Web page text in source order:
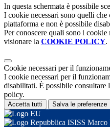
In questa schermata è possibile
I cookie necessari sono quelli
piattaforma e non è possibile
Per conoscere quali sono i
visionare la COOKIE POLICY.
Cookie necessari per il
I cookie necessari per il
disabilitati. È possibile consultare
policy.
Accetta tutti Salva le preferenze
ISISS Marco